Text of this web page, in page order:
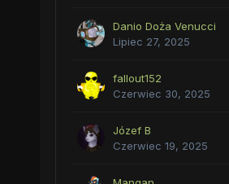
Danio Doża Venucci
Lipiec 27, 2025
fallout152
Czerwiec 30, 2025
Józef B
Czerwiec 19, 2025